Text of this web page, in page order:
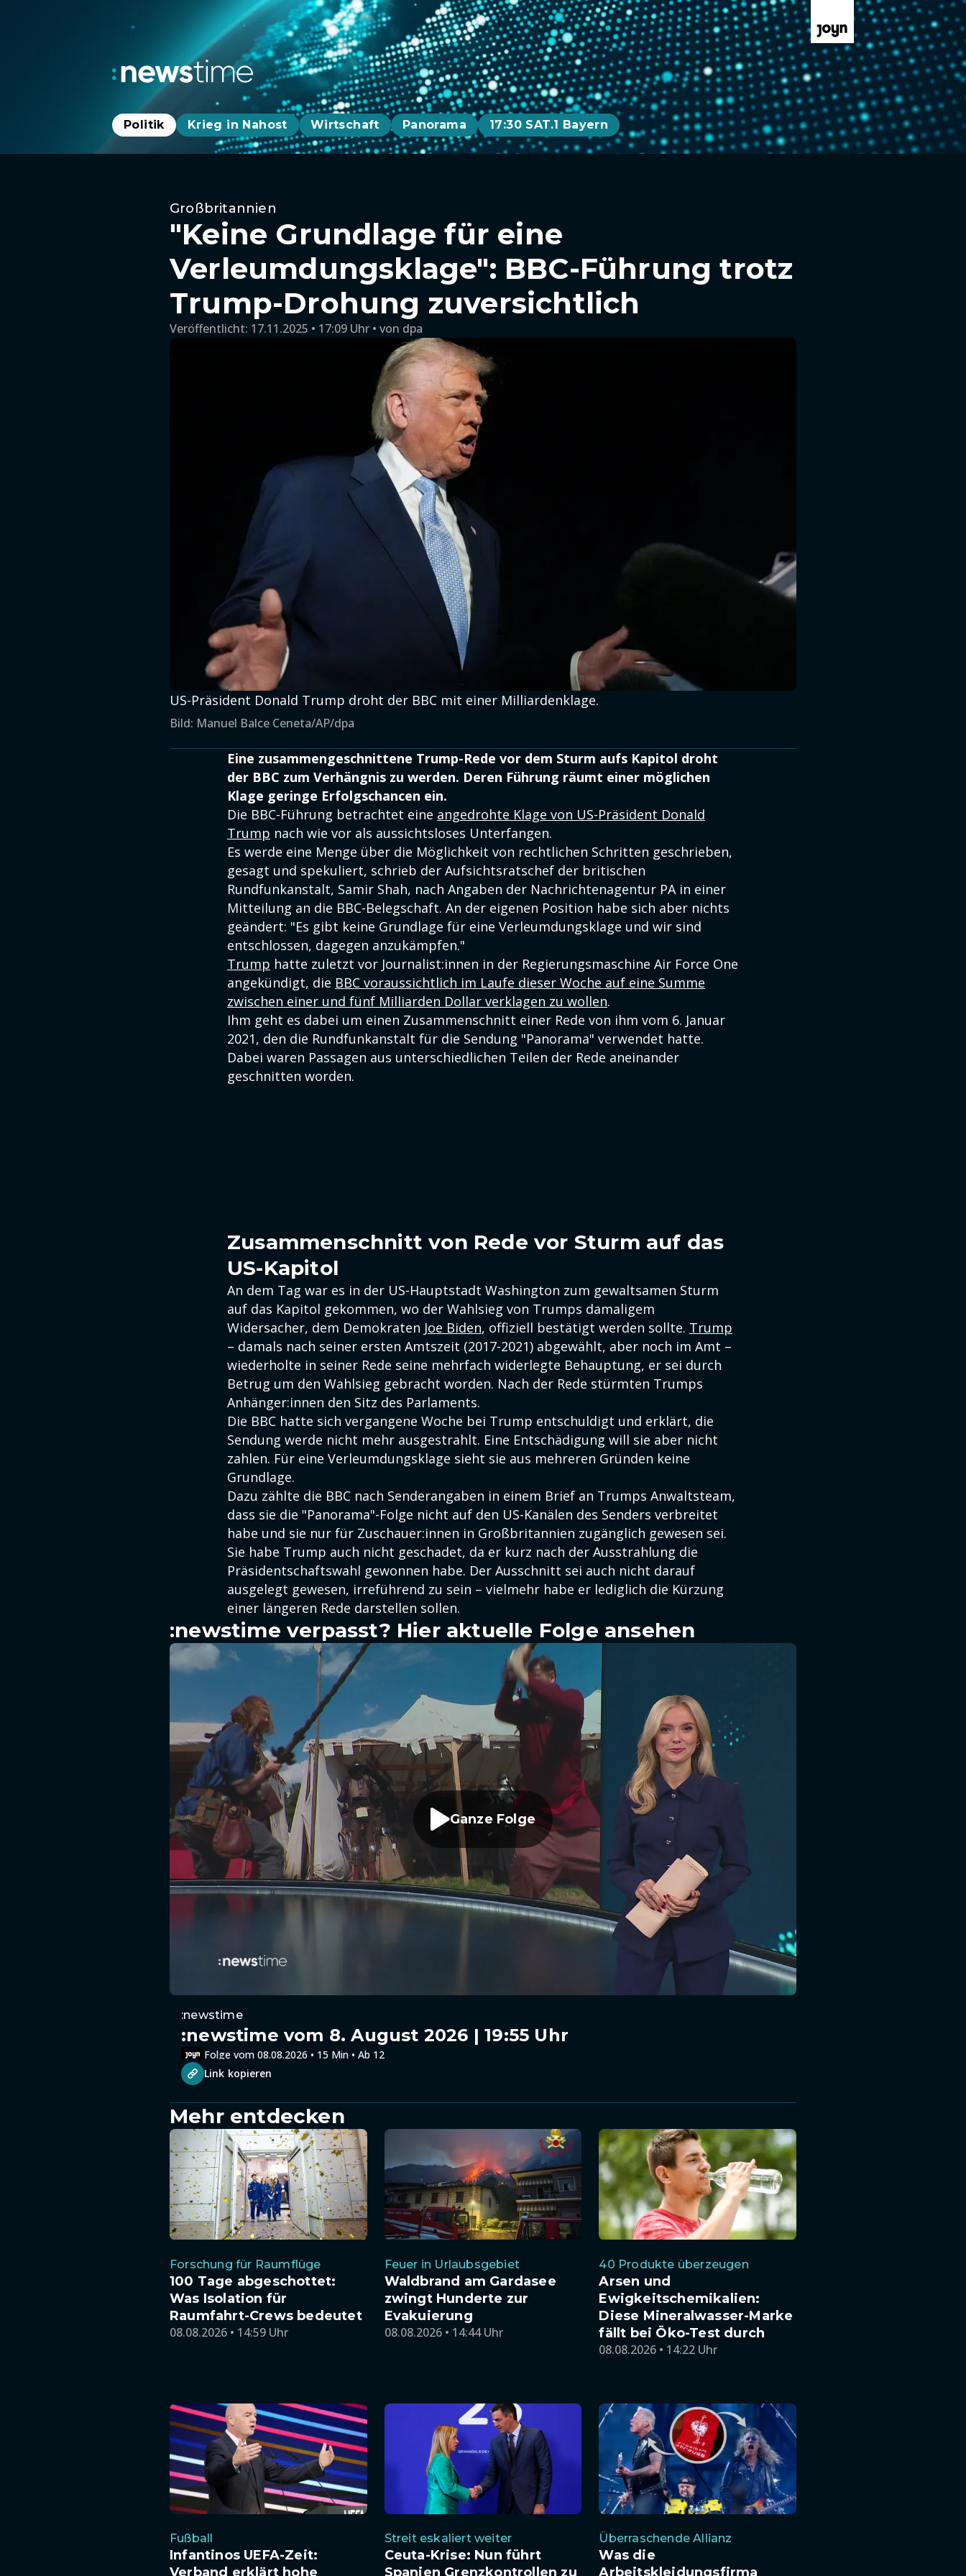
Politik Krieg in Nahost Wirtschaft Panorama 17:30 SAT.1 Bayern
Großbritannien
"Keine Grundlage für eine
Verleumdungsklage": BBC-Führung trotz
Trump-Drohung zuversichtlich
Veröffentlicht: 17.11.2025 • 17:09 Uhr von dpa
US-Präsident Donald Trump droht der BBC mit einer Milliardenklage.
Bild: Manuel Balce Ceneta/AP/dpa
Eine zusammengeschnittene Trump-Rede vor dem Sturm aufs Kapitol droht
der BBC zum Verhängnis zu werden. Deren Führung räumt einer möglichen
Klage geringe Erfolgschancen ein.
Die BBC-Führung betrachtet eine angedrohte Klage von US-Präsident Donald
Trump nach wie vor als aussichtsloses Unterfangen.
Es werde eine Menge über die Möglichkeit von rechtlichen Schritten geschrieben,
gesagt und spekuliert, schrieb der Aufsichtsratschef der britischen
Rundfunkanstalt, Samir Shah, nach Angaben der Nachrichtenagentur PA in einer
Mitteilung an die BBC-Belegschaft. An der eigenen Position habe sich aber nichts
geändert: "Es gibt keine Grundlage für eine Verleumdungsklage und wir sind
entschlossen, dagegen anzukämpfen."
Trump hatte zuletzt vor Journalist:innen in der Regierungsmaschine Air Force One
angekündigt, die BBC voraussichtlich im Laufe dieser Woche auf eine Summe
zwischen einer und fünf Milliarden Dollar verklagen zu wollen.
Ihm geht es dabei um einen Zusammenschnitt einer Rede von ihm vom 6. Januar
2021, den die Rundfunkanstalt für die Sendung "Panorama" verwendet hatte.
Dabei waren Passagen aus unterschiedlichen Teilen der Rede aneinander
geschnitten worden.
Zusammenschnitt von Rede vor Sturm auf das
US-Kapitol
An dem Tag war es in der US-Hauptstadt Washington zum gewaltsamen Sturm
auf das Kapitol gekommen, wo der Wahlsieg von Trumps damaligem
Widersacher, dem Demokraten Joe Biden, offiziell bestätigt werden sollte. Trump
– damals nach seiner ersten Amtszeit (2017-2021) abgewählt, aber noch im Amt –
wiederholte in seiner Rede seine mehrfach widerlegte Behauptung, er sei durch
Betrug um den Wahlsieg gebracht worden. Nach der Rede stürmten Trumps
Anhänger:innen den Sitz des Parlaments.
Die BBC hatte sich vergangene Woche bei Trump entschuldigt und erklärt, die
Sendung werde nicht mehr ausgestrahlt. Eine Entschädigung will sie aber nicht
zahlen. Für eine Verleumdungsklage sieht sie aus mehreren Gründen keine
Grundlage.
Dazu zählte die BBC nach Senderangaben in einem Brief an Trumps Anwaltsteam,
dass sie die "Panorama"-Folge nicht auf den US-Kanälen des Senders verbreitet
habe und sie nur für Zuschauer:innen in Großbritannien zugänglich gewesen sei.
Sie habe Trump auch nicht geschadet, da er kurz nach der Ausstrahlung die
Präsidentschaftswahl gewonnen habe. Der Ausschnitt sei auch nicht darauf
ausgelegt gewesen, irreführend zu sein – vielmehr habe er lediglich die Kürzung
einer längeren Rede darstellen sollen.
:newstime verpasst? Hier aktuelle Folge ansehen
Ganze Folge
:newstime
:newstime vom 8. August 2026 | 19:55 Uhr
Folge vom 08.08.2026 • 15 Min • Ab 12
Link kopieren
Mehr entdecken
Forschung für Raumflüge
100 Tage abgeschottet:
Was Isolation für
Raumfahrt-Crews bedeutet
08.08.2026 • 14:59 Uhr
Feuer in Urlaubsgebiet
Waldbrand am Gardasee
zwingt Hunderte zur
Evakuierung
08.08.2026 • 14:44 Uhr
40 Produkte überzeugen
Arsen und
Ewigkeitschemikalien:
Diese Mineralwasser-Marke
fällt bei Öko-Test durch
08.08.2026 • 14:22 Uhr
Fußball
Infantinos UEFA-Zeit:
Verband erklärt hohe
Streit eskaliert weiter
Ceuta-Krise: Nun führt
Spanien Grenzkontrollen zu
Überraschende Allianz
Was die
Arbeitskleidungsfirma